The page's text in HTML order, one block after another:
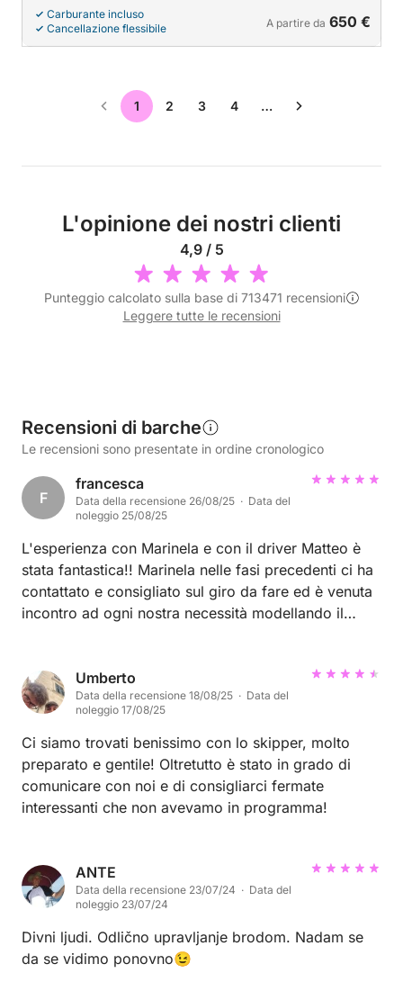
Carburante incluso
Cancellazione flessibile
A partire da 650 €
1 2 3 4 …
L'opinione dei nostri clienti
4,9 / 5
Punteggio calcolato sulla base di 713471 recensioni
Leggere tutte le recensioni
Recensioni di barche
Le recensioni sono presentate in ordine cronologico
F
francesca
Data della recensione 26/08/25 · Data del
noleggio 25/08/25
L'esperienza con Marinela e con il driver Matteo è
stata fantastica!! Marinela nelle fasi precedenti ci ha
contattato e consigliato sul giro da fare ed è venuta
incontro ad ogni nostra necessità modellando il
Ci siamo divertiti e consigliamo vivamente il loro
servizio!!
Umberto
Data della recensione 18/08/25 · Data del
noleggio 17/08/25
Ci siamo trovati benissimo con lo skipper, molto
preparato e gentile! Oltretutto è stato in grado di
comunicare con noi e di consigliarci fermate
interessanti che non avevamo in programma!
ANTE
Data della recensione 23/07/24 · Data del
noleggio 23/07/24
Divni ljudi. Odlično upravljanje brodom. Nadam se
da se vidimo ponovno😉